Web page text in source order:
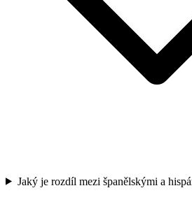
Jaký je rozdíl mezi španělskými a